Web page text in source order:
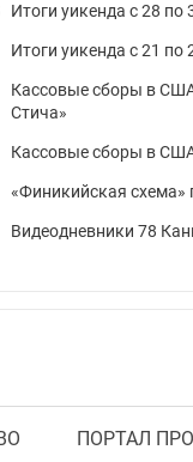
Итоги уикенда с 28 по
Итоги уикенда с 21
Кассовые сборы в США
Стича»
Кассовые сборы в
«Финикийская схема»
Видеодневники 78
ПОРТАЛ